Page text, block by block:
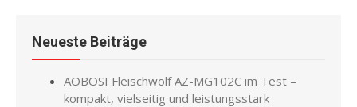
Neueste Beiträge
AOBOSI Fleischwolf AZ-MG102C im Test –
kompakt, vielseitig und leistungsstark